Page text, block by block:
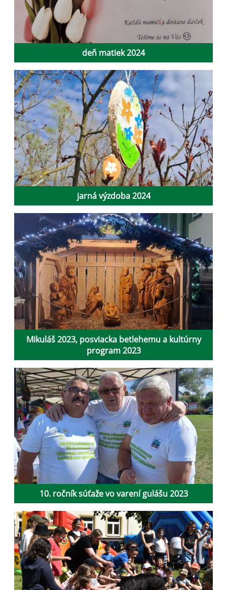
deň matiek 2024
jarná výzdoba 2024
Mikuláš 2023, posviacka betlehemu a kultúrny
program 2023
10. ročník súťaže vo varení gulášu 2023